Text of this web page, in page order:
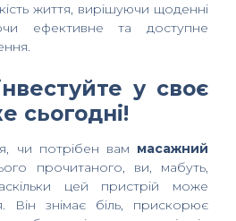
життя, вирішуючи щоденні
ефективне та доступне
у своє
сьогодні!
чи потрібен вам масажний
прочитаного, ви, мабуть,
цей пристрій може
Він знімає біль, прискорює